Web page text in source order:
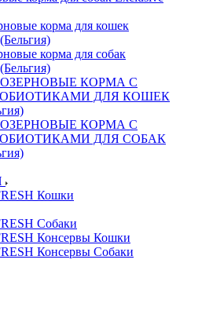
корма для кошек
корма для собак
КОРМА С
ДЛЯ КОШЕК
КОРМА С
ДЛЯ СОБАК
Кошки
Собаки
Консервы Кошки
Консервы Собаки